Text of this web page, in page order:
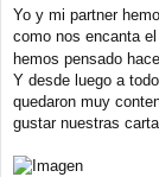
a
j
Yo y mi partner
como nos encanta
hemos pensado
Y desde luego a
quedaron muy
gustar nuestras